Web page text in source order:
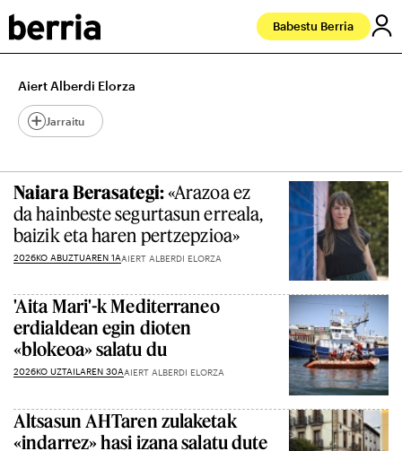
Babestu Berria
Aiert Alberdi Elorza
Jarraitu
Naiara Berasategi:«Arazoa ez
da hainbeste segurtasun erreala,
baizik eta haren pertzepzioa»
2026KO ABUZTUAREN 1AAIERT ALBERDI ELORZA
'Aita Mari'-k Mediterraneo
erdialdean egin dioten
«blokeoa» salatu du
2026KO UZTAILAREN 30AAIERT ALBERDI ELORZA
Altsasun AHTaren zulaketak
«indarrez» hasi izana salatu dute